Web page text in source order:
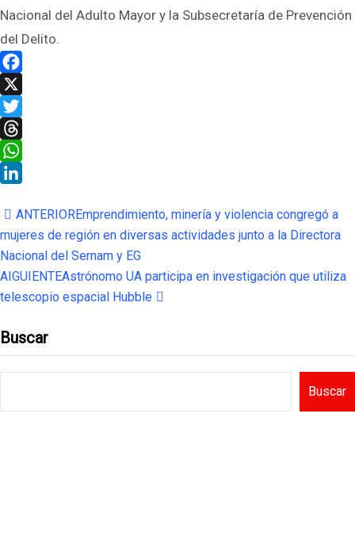
Nacional del Adulto Mayor y la Subsecretaría de Prevención
del Delito.
Facebook
X
Twitter
Threads
WhatsApp
ANTERIOREmprendimiento, minería y violencia congregó a
mujeres de región en diversas actividades junto a la Directora
Nacional del Sernam y EG
AIGUIENTEAstrónomo UA participa en investigación que utiliza
telescopio espacial Hubble
Buscar
Buscar